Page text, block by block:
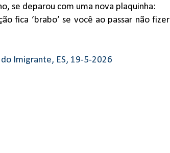
se deparou com uma nova plaquinha:
fica ‘brabo’ se você ao passar não fizer
Imigrante, ES, 19-5-2026